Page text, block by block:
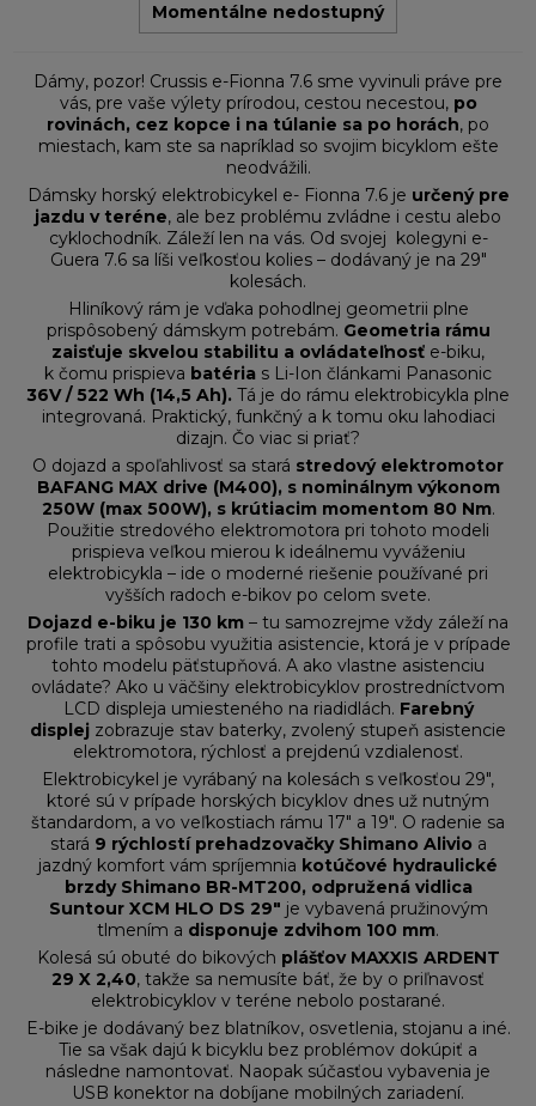
Momentálne nedostupný
Dámy, pozor! Crussis e-Fionna 7.6 sme vyvinuli práve pre
vás, pre vaše výlety prírodou, cestou necestou, po
rovinách, cez kopce i na túlanie sa po horách, po
miestach, kam ste sa napríklad so svojim bicyklom ešte
neodvážili.
Dámsky horský elektrobicykel e- Fionna 7.6 je určený pre
jazdu v teréne, ale bez problému zvládne i cestu alebo
cyklochodník. Záleží len na vás. Od svojej kolegyni e-
Guera 7.6 sa líši veľkosťou kolies – dodávaný je na 29"
kolesách.
Hliníkový rám je vďaka pohodlnej geometrii plne
prispôsobený dámskym potrebám. Geometria rámu
zaisťuje skvelou stabilitu a ovládateľnosť e-biku,
k čomu prispieva batéria s Li-Ion článkami Panasonic
36V / 522 Wh (14,5 Ah). Tá je do rámu elektrobicykla plne
integrovaná. Praktický, funkčný a k tomu oku lahodiaci
dizajn. Čo viac si priať?
O dojazd a spoľahlivosť sa stará stredový elektromotor
BAFANG MAX drive (M400), s nominálnym výkonom
250W (max 500W), s krútiacim momentom 80 Nm.
Použitie stredového elektromotora pri tohoto modeli
prispieva veľkou mierou k ideálnemu vyváženiu
elektrobicykla – ide o moderné riešenie používané pri
vyšších radoch e-bikov po celom svete.
Dojazd e-biku je 130 km – tu samozrejme vždy záleží na
profile trati a spôsobu využitia asistencie, ktorá je v prípade
tohto modelu päťstupňová. A ako vlastne asistenciu
ovládate? Ako u väčšiny elektrobicyklov prostredníctvom
LCD displeja umiesteného na riadidlách. Farebný
displej zobrazuje stav baterky, zvolený stupeň asistencie
elektromotora, rýchlosť a prejdenú vzdialenosť.
Elektrobicykel je vyrábaný na kolesách s veľkosťou 29",
ktoré sú v prípade horských bicyklov dnes už nutným
štandardom, a vo veľkostiach rámu 17" a 19". O radenie sa
stará 9 rýchlostí prehadzovačky Shimano Alivio a
jazdný komfort vám spríjemnia kotúčové hydraulické
brzdy Shimano BR-MT200, odpružená vidlica
Suntour XCM HLO DS 29" je vybavená pružinovým
tlmením a disponuje zdvihom 100 mm.
Kolesá sú obuté do bikových plášťov MAXXIS ARDENT
29 X 2,40, takže sa nemusíte báť, že by o priľnavosť
elektrobicyklov v teréne nebolo postarané.
E-bike je dodávaný bez blatníkov, osvetlenia, stojanu a iné.
Tie sa však dajú k bicyklu bez problémov dokúpiť a
následne namontovať. Naopak súčasťou vybavenia je
USB konektor na dobíjane mobilných zariadení.